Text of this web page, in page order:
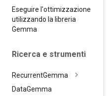
Eseguire l'ottimizzazione
utilizzando la libreria
Gemma
Ricerca e strumenti
RecurrentGemma
DataGemma